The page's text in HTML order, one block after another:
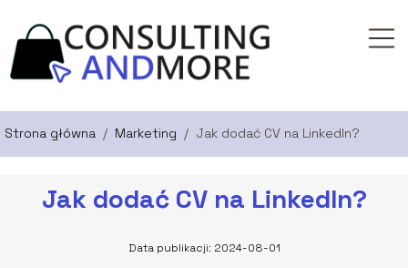
Strona główna / Marketing / Jak dodać CV na LinkedIn?
Jak dodać CV na LinkedIn?
Data publikacji: 2024-08-01